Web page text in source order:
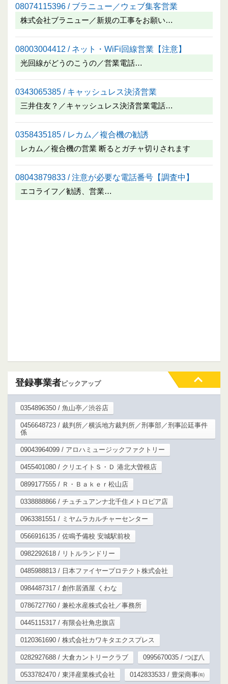
08074115396 / ブラニュー／ウェブ集客営業
株式会社ブラニュー／新規の工事をお願い…
08003004412 / ネット・WiFi回線営業【注意】
光回線がどうのこうの／営業電話…
0343065385 / キャッシュレス決済営業
三井住友？／キャッシュレス決済営業電話…
0358435185 / レカム／複合機の勧誘
レカム／複合機の営業 断るとガチャ切りされます
08043879833 / 注意が必要な電話番号【調査中】
エコライフ／勧誘、営業…
登録事業者ピックアップ
0354896350 / 魚山亭／渋谷店
0456648723 / 裁判所／横浜地方裁判所／刑事部／刑事訟廷事件
係
09043964099 / アロハミュージックファクトリー
0455401080 / クリエイトＳ・Ｄ 港北大曽根店
0899177555 / Ｒ・Ｂａｋｅｒ松山店
0338888866 / チュチュアンナ北千住メトロピア店
0963381551 / ミヤムラカルチャーセンター
0566916135 / 佐鳴予備校 安城駅前校
0982292618 / リトルランドリー
0485988813 / 日本ファイヤープロテクト株式会社
0984487317 / 創作居酒屋 くわな
0786727760 / 兼松水産株式会社／事務所
0445115317 / 有限会社角忠旗店
0120361690 / 株式会社カワキタエクスプレス
0282927688 / 大倉カントリークラブ 0995670035 / つぼ八
0533782470 / 東洋産業株式会社 0142833533 / 豊栄商事㈲